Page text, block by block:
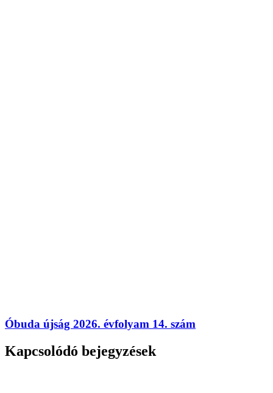
Óbuda újság 2026. évfolyam 14. szám
Kapcsolódó bejegyzések